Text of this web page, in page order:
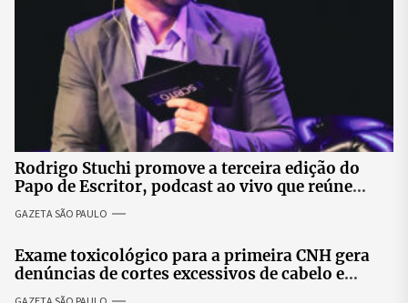
Rodrigo Stuchi promove a terceira edição do
Papo de Escritor, podcast ao vivo que reúne
especialistas para discutir saúde mental e
prosperidade.
GAZETA SÃO PAULO
Exame toxicológico para a primeira CNH gera
denúncias de cortes excessivos de cabelo e
revolta entre candidatas